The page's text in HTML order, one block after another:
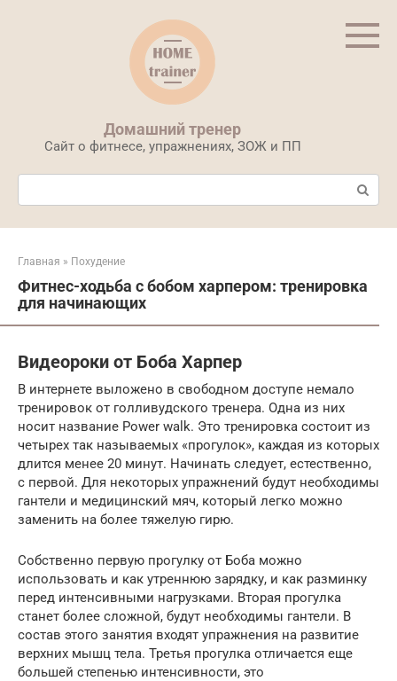
Домашний тренер
Сайт о фитнесе, упражнениях, ЗОЖ и ПП
Поиск:
Главная » Похудение
Фитнес-ходьба с бобом харпером: тренировка
для начинающих
Видеороки от Боба Харпер
В интернете выложено в свободном доступе немало
тренировок от голливудского тренера. Одна из них
носит название Power walk. Это тренировка состоит из
четырех так называемых «прогулок», каждая из которых
длится менее 20 минут. Начинать следует, естественно,
с первой. Для некоторых упражнений будут необходимы
гантели и медицинский мяч, который легко можно
заменить на более тяжелую гирю.
Собственно первую прогулку от Боба можно
использовать и как утреннюю зарядку, и как разминку
перед интенсивными нагрузками. Вторая прогулка
станет более сложной, будут необходимы гантели. В
состав этого занятия входят упражнения на развитие
верхних мышц тела. Третья прогулка отличается еще
большей степенью интенсивности, это